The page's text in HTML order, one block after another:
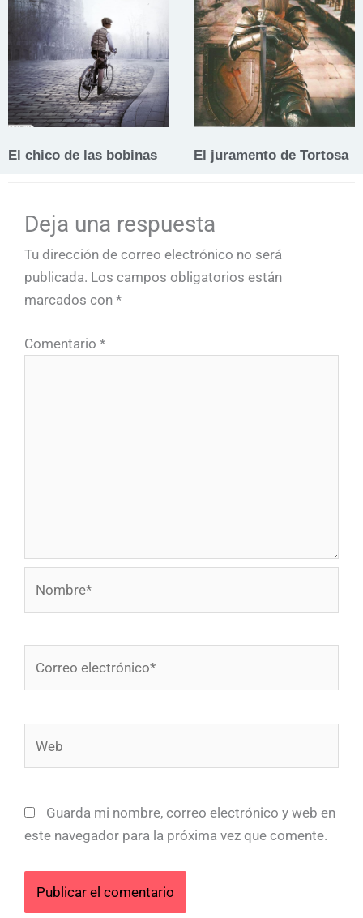
El chico de las bobinas El juramento de Tortosa
Deja una respuesta
Tu dirección de correo electrónico no será
publicada. Los campos obligatorios están
marcados con *
Comentario *
Guarda mi nombre, correo electrónico y web en
este navegador para la próxima vez que comente.